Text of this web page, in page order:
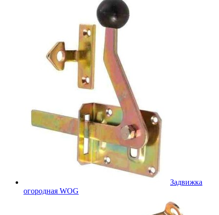
Задвижка
огородная WOG